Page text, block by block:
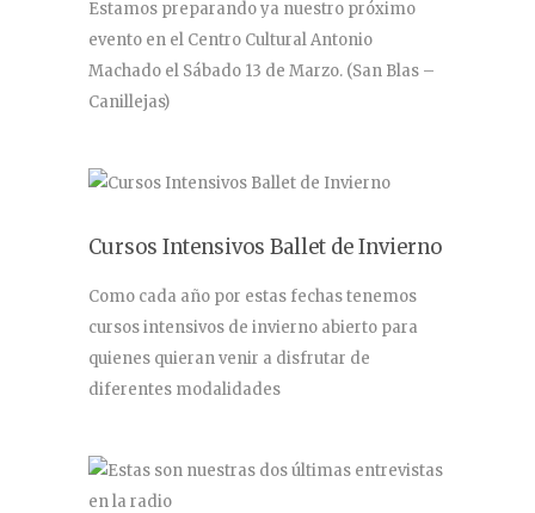
Estamos preparando ya nuestro próximo
evento en el Centro Cultural Antonio
Machado el Sábado 13 de Marzo. (San Blas –
Canillejas)
Cursos Intensivos Ballet de Invierno
Como cada año por estas fechas tenemos
cursos intensivos de invierno abierto para
quienes quieran venir a disfrutar de
diferentes modalidades